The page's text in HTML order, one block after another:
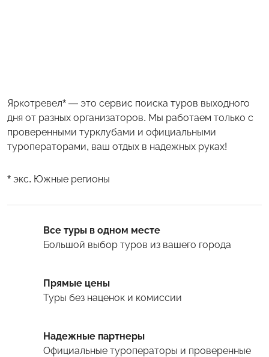
Яркотревел* — это сервис поиска туров выходного
дня от разных организаторов. Мы работаем только с
проверенными турклубами и официальными
туроператорами, ваш отдых в надежных руках!
* экс. Южные регионы
Все туры в одном месте
Большой выбор туров из вашего города
Прямые цены
Туры без наценок и комиссии
Надежные партнеры
Официальные туроператоры и проверенные